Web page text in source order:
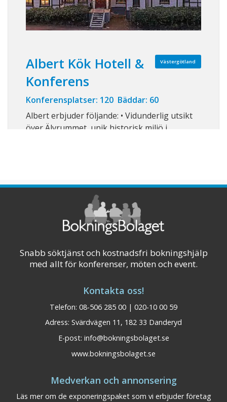
Västergötland
Albert Kök Hotell &
Konferens
Konferensplatser: 120 Bäddar: 60
Albert erbjuder följande: • Vidunderlig utsikt
över Älvrummet, unik historisk miljö i
matsalar med plats för upp till 200 gäster • 28
Visa på karta
Snabb söktjänst och kostnadsfri bokningshjälp
med allt för konferenser, möten och event.
Kontakta oss!
Telefon: 08-506 285 00 | 020-10 00 59
Adress: Svärdvägen 11, 182 33 Danderyd
E-post: info@bokningsbolaget.se
www.bokningsbolaget.se
Medverkan och annonsering
Läs mer om de exponeringspaket som vi erbjuder företag